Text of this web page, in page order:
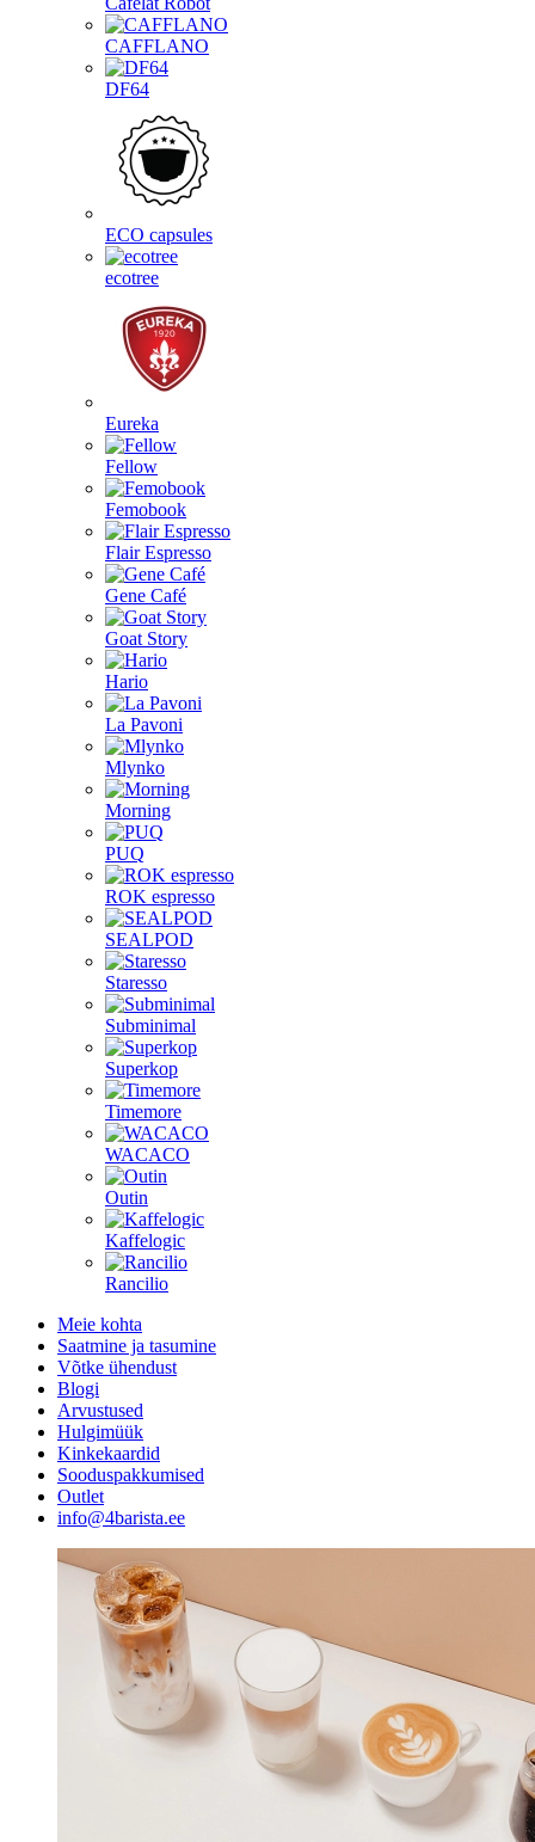
CAFFLANO
DF64
ECO capsules
ecotree
Eureka
Fellow
Femobook
Flair Espresso
Gene Café
Goat Story
Hario
La Pavoni
Mlynko
Morning
PUQ
ROK espresso
SEALPOD
Staresso
Subminimal
Superkop
Timemore
WACACO
Outin
Kaffelogic
Rancilio
Meie kohta
Saatmine ja tasumine
Võtke ühendust
Blogi
Arvustused
Hulgimüük
Kinkekaardid
Sooduspakkumised
Outlet
info@4barista.ee